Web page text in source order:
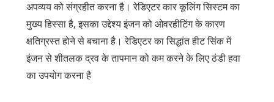
अपव्यय को संग्रहीत करना है। रेडिएटर कार कूलिंग सिस्टम का
मुख्य हिस्सा है, इसका उद्देश्य इंजन को ओवरहीटिंग के कारण
क्षतिग्रस्त होने से बचाना है। रेडिएटर का सिद्धांत हीट सिंक में
इंजन से शीतलक द्रव के तापमान को कम करने के लिए ठंडी हवा
का उपयोग करना है